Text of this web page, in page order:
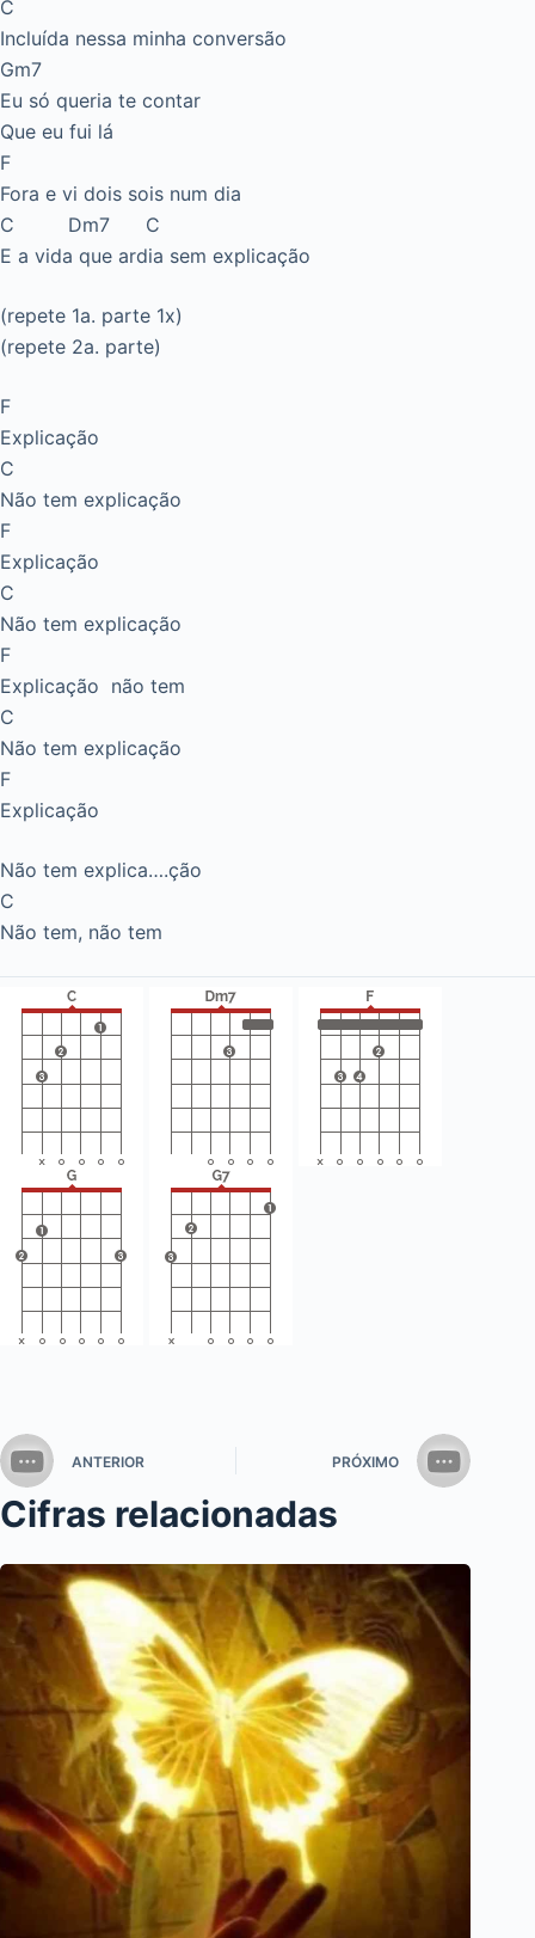
C
Incluída nessa minha conversão
Gm7
Eu só queria te contar
Que eu fui lá
F
Fora e vi dois sois num dia
C Dm7 C
E a vida que ardia sem explicação
(repete 1a. parte 1x)
(repete 2a. parte)
F
Explicação
C
Não tem explicação
F
Explicação
C
Não tem explicação
F
Explicação não tem
C
Não tem explicação
F
Explicação
Não tem explica….ção
C
Não tem, não tem
ANTERIOR PRÓXIMO
Cifras relacionadas